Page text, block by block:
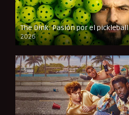
The Dink: Pasión por el pickleball
2026
FULL HD